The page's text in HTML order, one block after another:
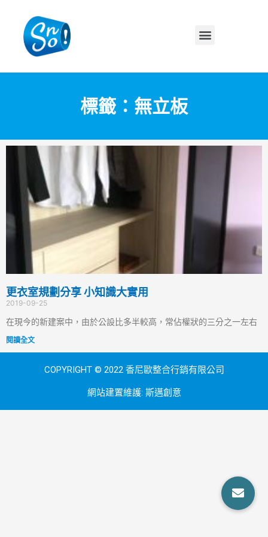
標籤：無立板
更衣室規劃分享 小知識大實用
2019-09-25
在現今的新建案中，由於公設比多半較高，常佔權狀的三分之一左右
閱讀全文
COPYRIGHT © 2022 香尼歐整合行銷有限公司
網站建置維護: 斯邁創意